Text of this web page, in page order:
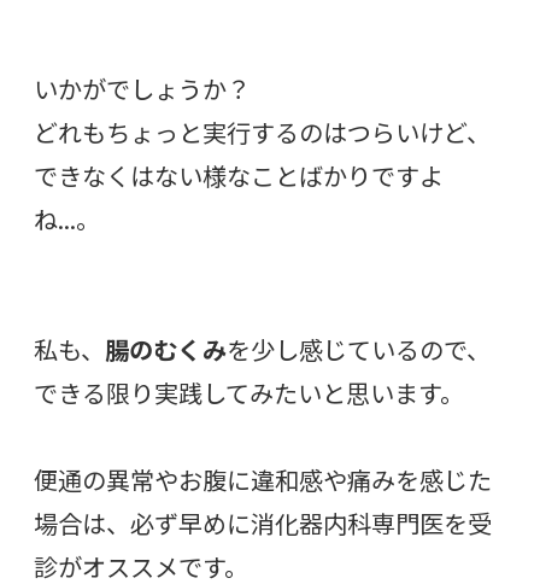
いかがでしょうか？
どれもちょっと実行するのはつらいけど、
できなくはない様なことばかりですよ
ね…。
私も、 腸のむくみを少し感じているので、
できる限り実践してみたいと思います。
便通の異常やお腹に違和感や痛みを感じた
場合は、必ず早めに消化器内科専門医を受
診がオススメです。